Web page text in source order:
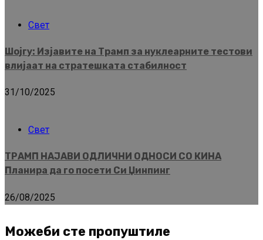
Свет
Шојгу: Изјавите на Трамп за нуклеарните тестови
влијаат на стратешката стабилност
31/10/2025
Свет
ТРАМП НАЈАВИ ОДЛИЧНИ ОДНОСИ СО КИНА
Планира да го посети Си Џинпинг
26/08/2025
Можеби сте пропуштиле